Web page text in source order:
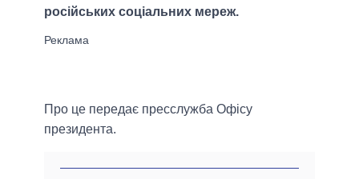
російських соціальних мереж.
Про це передає пресслужба Офісу
президента.